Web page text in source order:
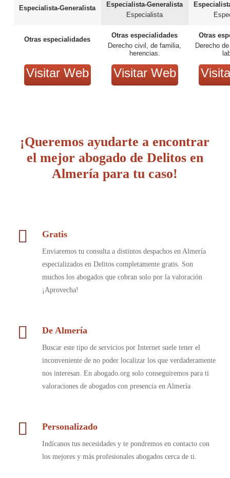
Especialista-Generalista
Otras especialidades
Visitar Web
Especialista-Generalista
Especialista
Otras especialidades
Derecho civil, de familia,
herencias.
Visitar Web
Otras
Derecho
¡Queremos ayudarte a encontrar
el mejor abogado de Delitos en
Almería para tu caso!
Gratis
Enviaremos tu consulta a distintos despachos en Almería
especializados en Delitos completamente gratis. Son
muchos los abogados que cobran solo por la valoración
¡Aprovecha!
De Almería
Buscar este tipo de servicios por Internet suele tener el
inconveniente de no poder localizar los que verdaderamente
nos interesan. En abogado.org solo conseguiremos para ti
valoraciones de abogados con presencia en Almería
Personalizado
Indícanos tus necesidades y te pondremos en contacto con
los mejores y más profesionales abogados cerca de ti.